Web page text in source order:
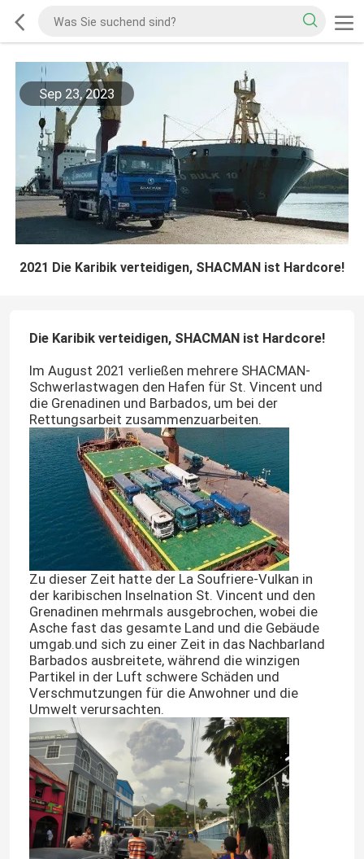
Sep 23, 2023
2021 Die Karibik verteidigen, SHACMAN ist Hardcore!
Die Karibik verteidigen, SHACMAN ist Hardcore!
Im August 2021 verließen mehrere SHACMAN-
Schwerlastwagen den Hafen für St. Vincent und
die Grenadinen und Barbados, um bei der
Rettungsarbeit zusammenzuarbeiten.
Zu dieser Zeit hatte der La Soufriere-Vulkan in
der karibischen Inselnation St. Vincent und den
Grenadinen mehrmals ausgebrochen, wobei die
Asche fast das gesamte Land und die Gebäude
umgab.und sich zu einer Zeit in das Nachbarland
Barbados ausbreitete, während die winzigen
Partikel in der Luft schwere Schäden und
Verschmutzungen für die Anwohner und die
Umwelt verursachten.